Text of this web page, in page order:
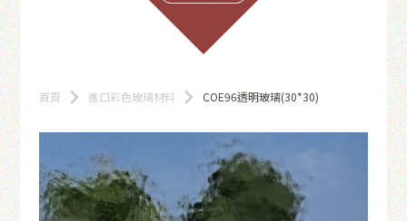
首頁 進口彩色玻璃材料 COE96透明玻璃(30*30)